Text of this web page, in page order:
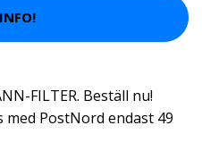
FILTER. Beställ nu!
med PostNord endast 49